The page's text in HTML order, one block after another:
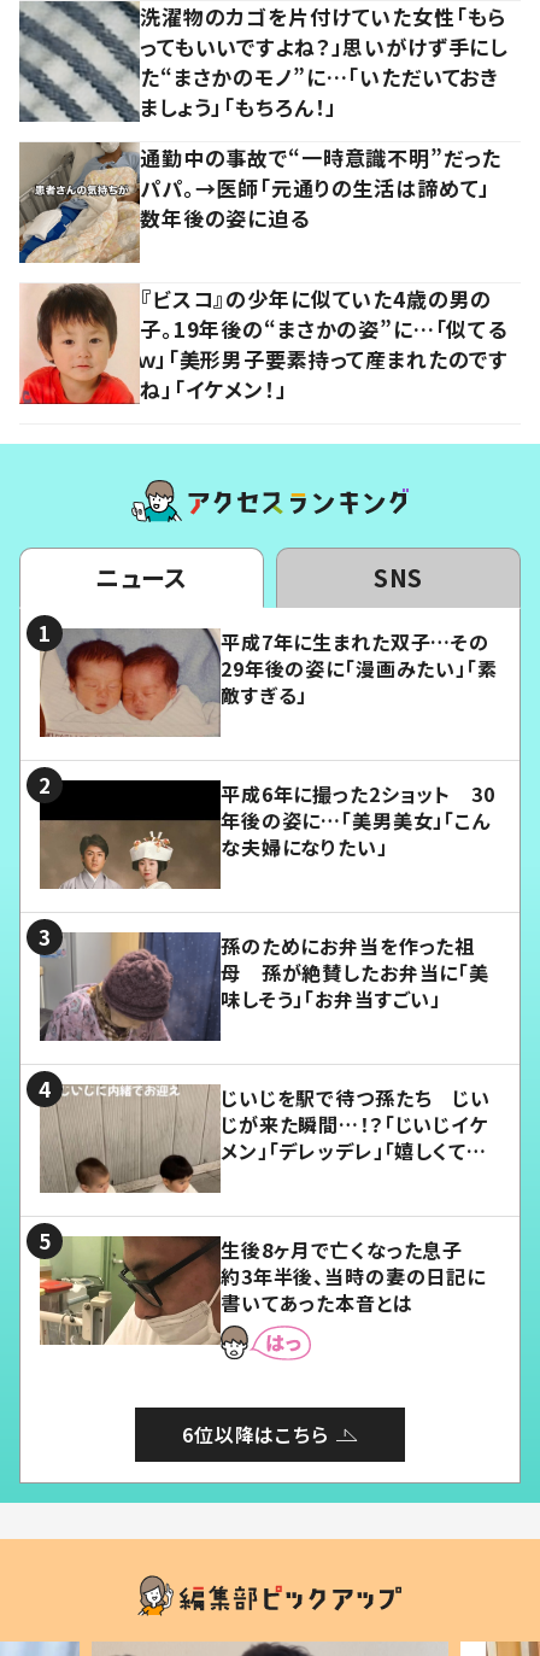
洗濯物のカゴを片付けていた女性「もら
ってもいいですよね？」思いがけず手にし
た“まさかのモノ”に…「いただいておき
ましょう」「もちろん！」
通勤中の事故で“一時意識不明”だった
パパ。→医師「元通りの生活は諦めて」
数年後の姿に迫る
『ビスコ』の少年に似ていた4歳の男の
子。19年後の“まさかの姿”に…「似てる
ｗ」「美形男子要素持って産まれたのです
ね」「イケメン！」
ニュース SNS
平成7年に生まれた双子…その
29年後の姿に「漫画みたい」「素
敵すぎる」
平成6年に撮った2ショット 30
年後の姿に…「美男美女」「こん
な夫婦になりたい」
孫のためにお弁当を作った祖
母 孫が絶賛したお弁当に「美
味しそう」「お弁当すごい」
じいじを駅で待つ孫たち じい
じが来た瞬間…！？「じいじイケ
メン」「デレッデレ」「嬉しくて可
生後8ヶ月で亡くなった息子
約3年半後、当時の妻の日記に
書いてあった本音とは
6位以降はこちら